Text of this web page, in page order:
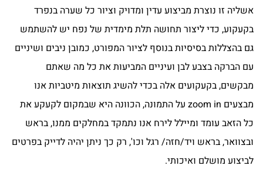
אשליה זו נוצרת מביצוע עדין ומדויק וציור כל שערה בנפרד
בקעקוע, כדי ליצור תחושה תלת מימדית של נפח יש להשתמש
גם בהצללות בסיסיות בנוסף לציור המפורט, כמובן ניבים ושיניים
עם הברקה בצבע לבן ועיניים המביעות את כל מה שאתם
מבקשים, בקעקועים אלה בכדי להשיג תוצאות מיטביות אנו
מבצעים zoom in על התמונה, הכוונה היא שבמקום לקעקע את
כל הזאב עומד ומיילל לירח אנו נתמקד במחלקים ממנו, בראש
ובצוואר, בראש ויד/חזה/ רגל וכו', רק כך ניתן יהיה לדייק בפרטים
לביצוע מושלם ואיכותי.